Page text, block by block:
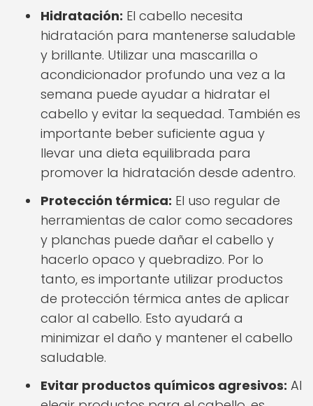
Hidratación: El cabello necesita
hidratación para mantenerse saludable
y brillante. Utilizar una mascarilla o
acondicionador profundo una vez a la
semana puede ayudar a hidratar el
cabello y evitar la sequedad. También es
importante beber suficiente agua y
llevar una dieta equilibrada para
promover la hidratación desde adentro.
Protección térmica: El uso regular de
herramientas de calor como secadores
y planchas puede dañar el cabello y
hacerlo opaco y quebradizo. Por lo
tanto, es importante utilizar productos
de protección térmica antes de aplicar
calor al cabello. Esto ayudará a
minimizar el daño y mantener el cabello
saludable.
Evitar productos químicos agresivos: Al